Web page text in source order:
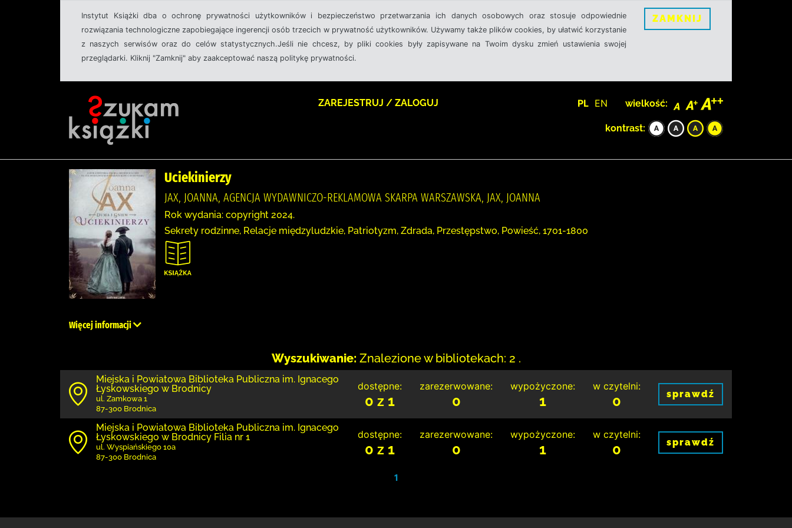
Instytut Książki dba o ochronę prywatności użytkowników i bezpieczeństwo przetwarzania ich danych osobowych oraz stosuje odpowiednie
rozwiązania technologiczne zapobiegające ingerencji osób trzecich w prywatność użytkowników. Używamy także plików cookies, by ułatwić korzystanie
z naszych serwisów oraz do celów statystycznych.Jeśli nie chcesz, by pliki cookies były zapisywane na Twoim dysku zmień ustawienia swojej
przeglądarki. Kliknij "Zamknij" aby zaakceptować naszą politykę prywatności.
ZAMKNIJ
ZAREJESTRUJ / ZALOGUJ PL EN wielkość:
kontrast:
Uciekinierzy
JAX, JOANNA, AGENCJA WYDAWNICZO-REKLAMOWA SKARPA WARSZAWSKA, JAX, JOANNA
Rok wydania: copyright 2024.
Sekrety rodzinne, Relacje międzyludzkie, Patriotyzm, Zdrada, Przestępstwo, Powieść, 1701-1800
Więcej informacji
Wyszukiwanie: Znalezione w bibliotekach: 2 .
Miejska i Powiatowa Biblioteka Publiczna im. Ignacego
Łyskowskiego w Brodnicy
ul. Zamkowa 1
87-300 Brodnica
dostępne:
0 z 1
zarezerwowane:
0
wypożyczone:
1
w czytelni:
0 sprawdź
Miejska i Powiatowa Biblioteka Publiczna im. Ignacego
Łyskowskiego w Brodnicy Filia nr 1
ul. Wyspiańskiego 10a
87-300 Brodnica
dostępne:
0 z 1
zarezerwowane:
0
wypożyczone:
1
w czytelni:
0 sprawdź
1